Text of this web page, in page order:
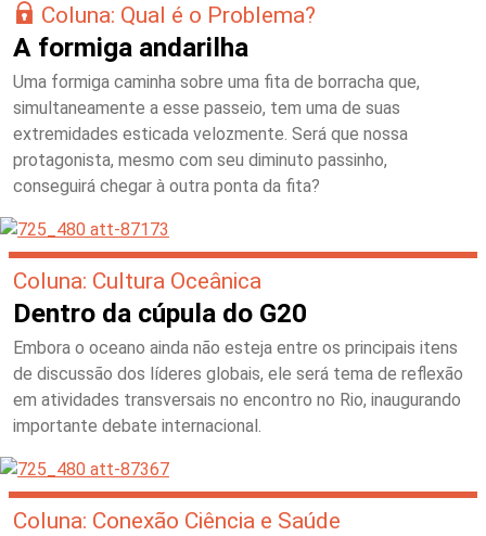
Coluna: Qual é o Problema?
A formiga andarilha
Uma formiga caminha sobre uma fita de borracha que,
simultaneamente a esse passeio, tem uma de suas
extremidades esticada velozmente. Será que nossa
protagonista, mesmo com seu diminuto passinho,
conseguirá chegar à outra ponta da fita?
Coluna: Cultura Oceânica
Dentro da cúpula do G20
Embora o oceano ainda não esteja entre os principais itens
de discussão dos líderes globais, ele será tema de reflexão
em atividades transversais no encontro no Rio, inaugurando
importante debate internacional.
Coluna: Conexão Ciência e Saúde